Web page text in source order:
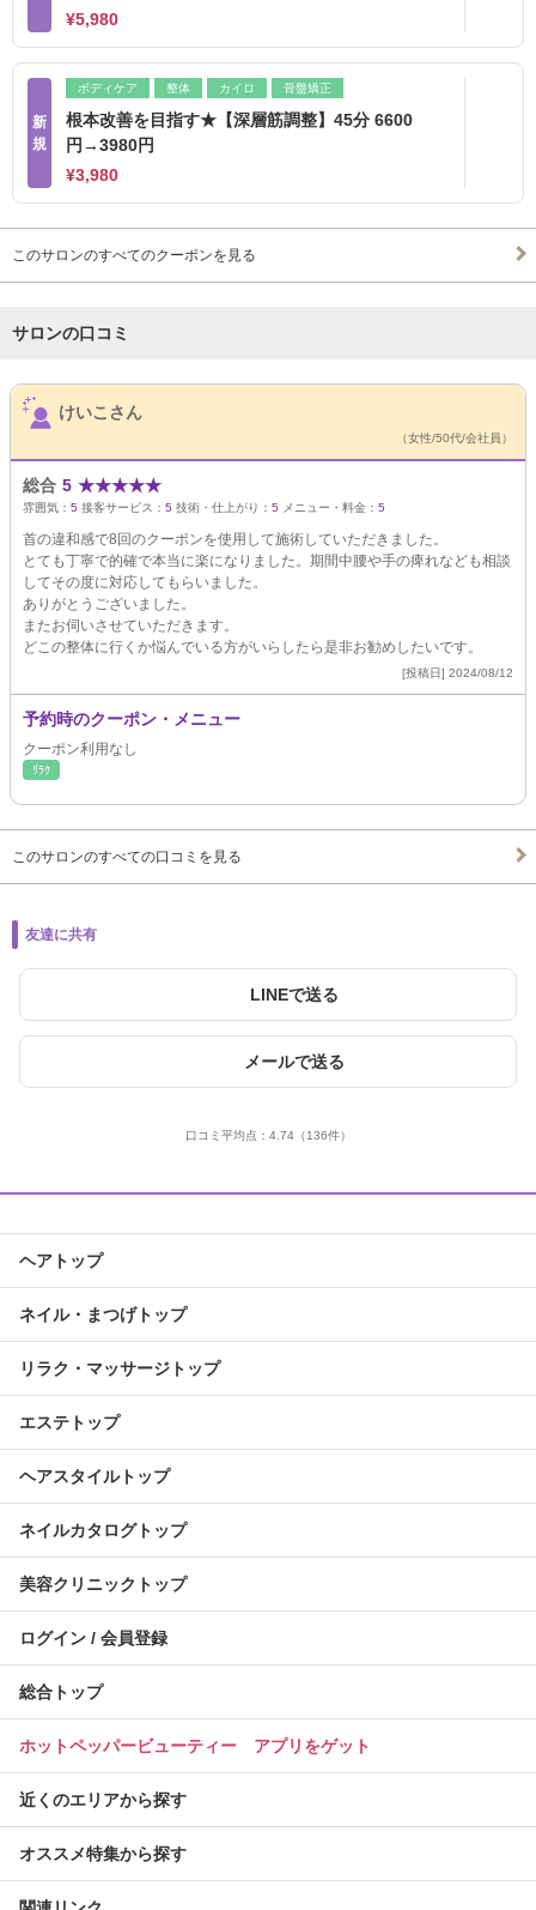
¥5,980
新
規
ボディケア 整体 カイロ 骨盤矯正
根本改善を目指す★【深層筋調整】45分 6600
円→3980円
¥3,980
このサロンのすべてのクーポンを見る
サロンの口コミ
サロンPick Up
けいこさん
（女性/50代/会社員）
総合 5 ★★★★★
雰囲気： 5 接客サービス： 5 技術・仕上がり： 5 メニュー・料金： 5
首の違和感で8回のクーポンを使用して施術していただきました。
とても丁寧で的確で本当に楽になりました。期間中腰や手の痺れなども相談
してその度に対応してもらいました。
ありがとうございました。
またお伺いさせていただきます。
どこの整体に行くか悩んでいる方がいらしたら是非お勧めしたいです。
[投稿日] 2024/08/12
予約時のクーポン・メニュー
クーポン利用なし
ﾘﾗｸ
このサロンのすべての口コミを見る
友達に共有
LINEで送る
メールで送る
口コミ平均点： 4.74（136件）
ヘアトップ
ネイル・まつげトップ
リラク・マッサージトップ
エステトップ
ヘアスタイルトップ
ネイルカタログトップ
美容クリニックトップ
ログイン / 会員登録
総合トップ
ホットペッパービューティー アプリをゲット
近くのエリアから探す
オススメ特集から探す